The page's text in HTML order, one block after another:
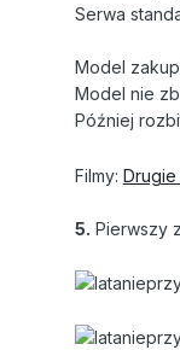
Serwa
Model
Model nie
Później
Filmy:
5. Pierwszy